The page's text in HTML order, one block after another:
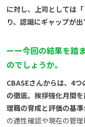
に対し、上司としては
り、認識にギャップが出
ーー今回の結果を踏
のでしょうか。
CBASEさんからは、4つ
の徹底。挨拶強化月間
理職の育成と評価の基準
の適性確認や現在の管理